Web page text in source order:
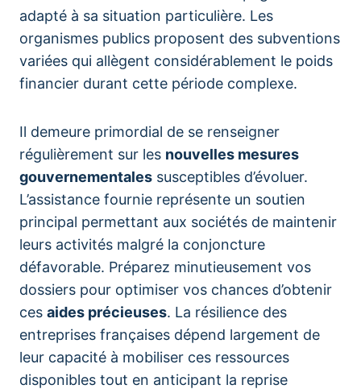
adapté à sa situation particulière. Les
organismes publics proposent des subventions
variées qui allègent considérablement le poids
financier durant cette période complexe.
Il demeure primordial de se renseigner
régulièrement sur les nouvelles mesures
gouvernementales susceptibles d’évoluer.
L’assistance fournie représente un soutien
principal permettant aux sociétés de maintenir
leurs activités malgré la conjoncture
défavorable. Préparez minutieusement vos
dossiers pour optimiser vos chances d’obtenir
ces aides précieuses. La résilience des
entreprises françaises dépend largement de
leur capacité à mobiliser ces ressources
disponibles tout en anticipant la reprise